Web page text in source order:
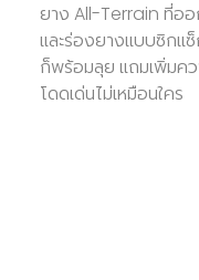
ยาง All-Terrain ที่อ
และร่องยางแบบซิกแ
ก็พร้อมลุย แถมเพิ่มค
โดดเด่นไม่เหมือนใคร